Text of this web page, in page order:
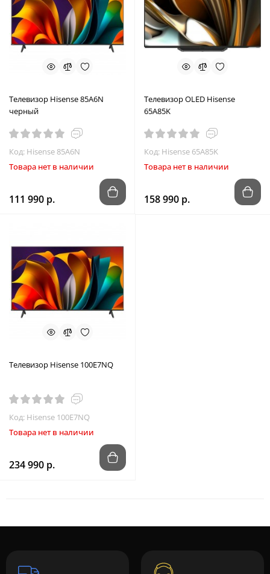
Телевизор Hisense 85A6N
черный
Код: Hisense 85A6N
Товара нет в наличии
111 990 р.
Телевизор OLED Hisense
65A85K
Код: Hisense 65A85K
Товара нет в наличии
158 990 р.
Телевизор Hisense 100E7NQ
Код: Hisense 100E7NQ
Товара нет в наличии
234 990 р.